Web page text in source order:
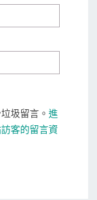
圾留言。 進
客的留言資